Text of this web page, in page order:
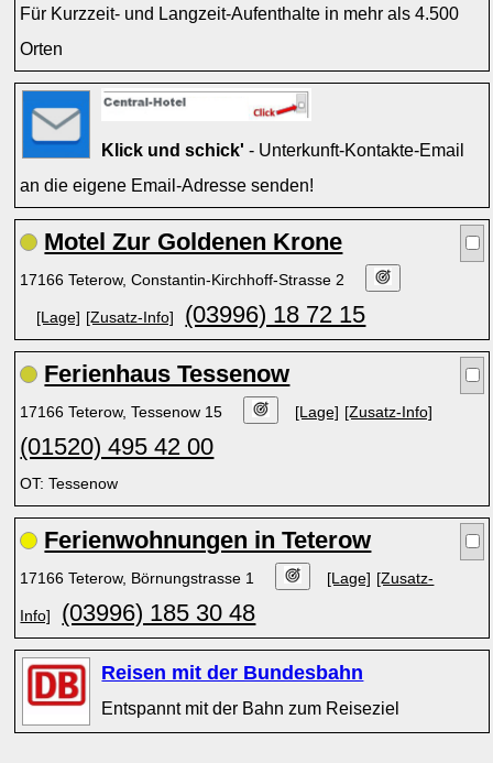
Für Kurzzeit- und Langzeit-Aufenthalte in mehr als 4.500
Orten
Klick und schick' - Unterkunft-Kontakte-Email
an die eigene Email-Adresse senden!
Motel Zur Goldenen Krone
17166 Teterow, Constantin-Kirchhoff-Strasse 2
[Lage] [Zusatz-Info] (03996) 18 72 15
Ferienhaus Tessenow
17166 Teterow, Tessenow 15 [Lage] [Zusatz-Info]
(01520) 495 42 00
OT: Tessenow
Ferienwohnungen in Teterow
17166 Teterow, Börnungstrasse 1 [Lage] [Zusatz-
Info] (03996) 185 30 48
Reisen mit der Bundesbahn
Entspannt mit der Bahn zum Reiseziel